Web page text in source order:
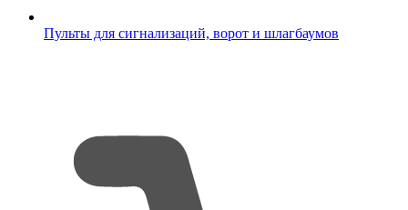
Пульты для сигнализаций, ворот и шлагбаумов